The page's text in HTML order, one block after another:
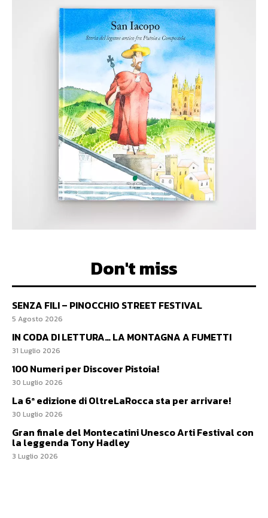
Don't miss
SENZA FILI – PINOCCHIO STREET FESTIVAL
5 Agosto 2026
IN CODA DI LETTURA… LA MONTAGNA A FUMETTI
31 Luglio 2026
100 Numeri per Discover Pistoia!
30 Luglio 2026
La 6ª edizione di OltreLaRocca sta per arrivare!
30 Luglio 2026
Gran finale del Montecatini Unesco Arti Festival con
la leggenda Tony Hadley
3 Luglio 2026